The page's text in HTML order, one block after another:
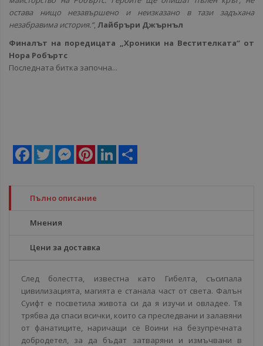
остава нищо незавършено и неизказано в тази задъхана
незабравима история.“, Лайбръри Джърнъл
Финалът на поредицата „Хроники на Вестителката“ от
Нора Робъртс
Последната битка започна...
Facebook
Twitter MessengerPinterestLinkedIn
Пълно описание
Мнения
Цени за доставка
След болестта, известна като Гибелта, съсипала
цивилизацията, магията е станала част от света. Фалън
Суифт е посветила живота си да я изучи и овладее. Тя
трябва да спаси всички, които са преследвани и залавяни
от фанатиците, наричащи се Воини на безупречната
добродетел, за да бъдат затваряни и измъчвани в